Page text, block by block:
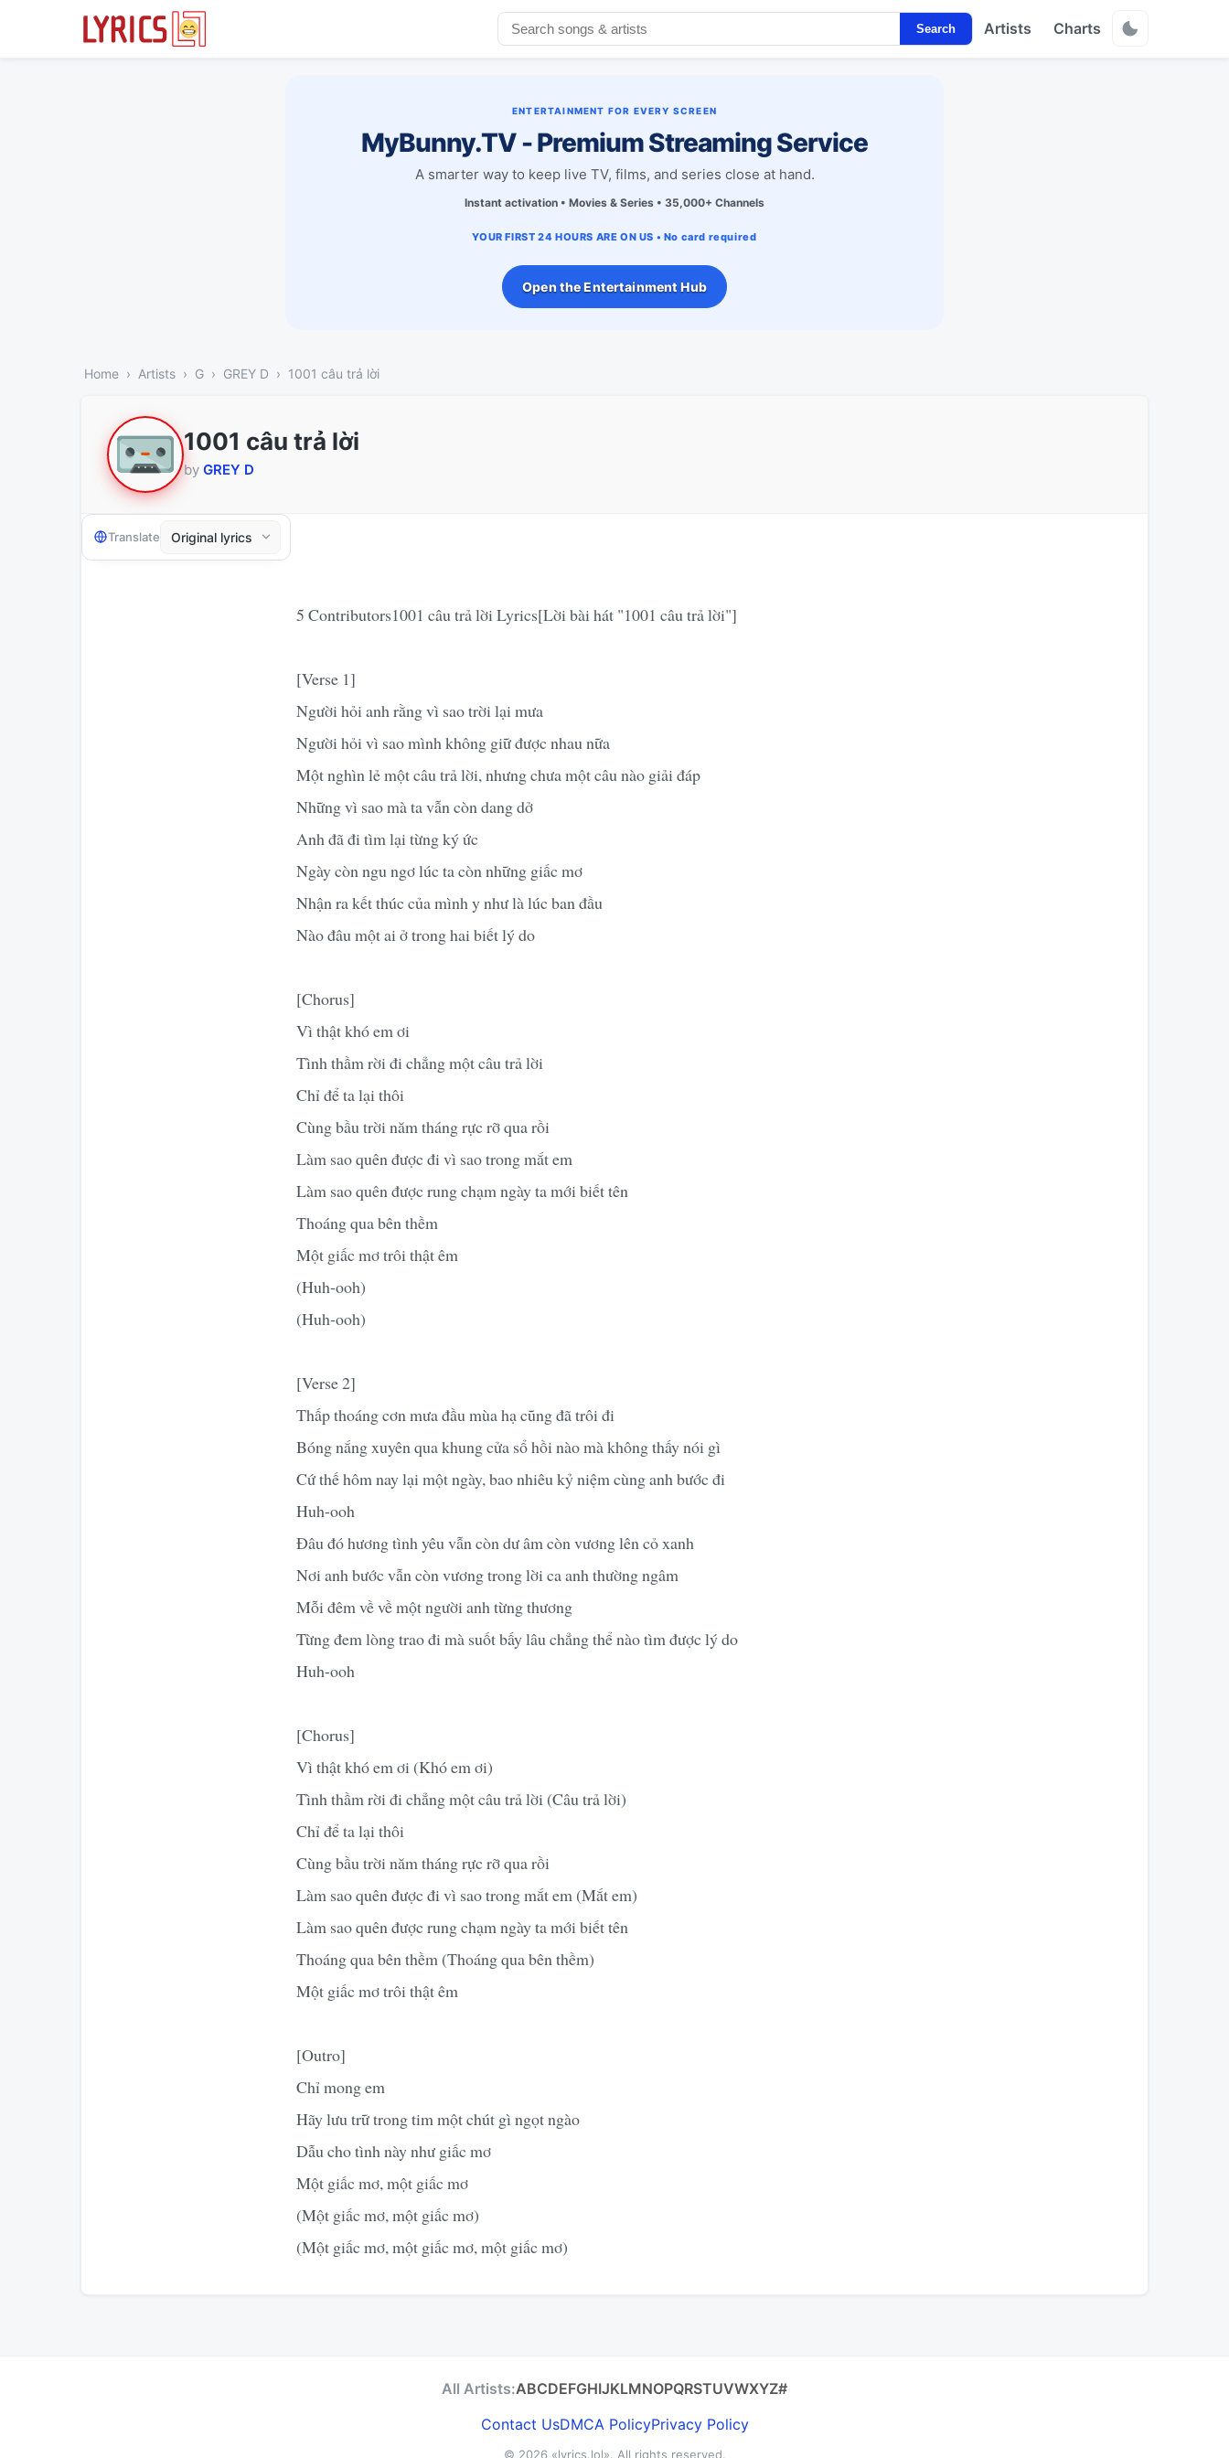
Search Artists Charts
ENTERTAINMENT FOR EVERY SCREEN
MyBunny.TV - Premium Streaming Service
A smarter way to keep live TV, films, and series close at hand.
Instant activation • Movies & Series • 35,000+ Channels
YOUR FIRST 24 HOURS ARE ON US • No card required
Open the Entertainment Hub
Home Artists G GREY D 1001 câu trả lời
1001 câu trả lời
by GREY D
Translate
5 Contributors1001 câu trả lời Lyrics[Lời bài hát "1001 câu trả lời"]
[Verse 1]
Người hỏi anh rằng vì sao trời lại mưa
Người hỏi vì sao mình không giữ được nhau nữa
Một nghìn lẻ một câu trả lời, nhưng chưa một câu nào giải đáp
Những vì sao mà ta vẫn còn dang dở
Anh đã đi tìm lại từng ký ức
Ngày còn ngu ngơ lúc ta còn những giấc mơ
Nhận ra kết thúc của mình y như là lúc ban đầu
Nào đâu một ai ở trong hai biết lý do
[Chorus]
Vì thật khó em ơi
Tình thầm rời đi chẳng một câu trả lời
Chỉ để ta lại thôi
Cùng bầu trời năm tháng rực rỡ qua rồi
Làm sao quên được đi vì sao trong mắt em
Làm sao quên được rung chạm ngày ta mới biết tên
Thoáng qua bên thềm
Một giấc mơ trôi thật êm
(Huh-ooh)
(Huh-ooh)
[Verse 2]
Thấp thoáng cơn mưa đầu mùa hạ cũng đã trôi đi
Bóng nắng xuyên qua khung cửa sổ hồi nào mà không thấy nói gì
Cứ thế hôm nay lại một ngày, bao nhiêu kỷ niệm cùng anh bước đi
Huh-ooh
Đâu đó hương tình yêu vẫn còn dư âm còn vương lên cỏ xanh
Nơi anh bước vẫn còn vương trong lời ca anh thường ngâm
Mỗi đêm về về một người anh từng thương
Từng đem lòng trao đi mà suốt bấy lâu chẳng thể nào tìm được lý do
Huh-ooh
[Chorus]
Vì thật khó em ơi (Khó em ơi)
Tình thầm rời đi chẳng một câu trả lời (Câu trả lời)
Chỉ để ta lại thôi
Cùng bầu trời năm tháng rực rỡ qua rồi
Làm sao quên được đi vì sao trong mắt em (Mắt em)
Làm sao quên được rung chạm ngày ta mới biết tên
Thoáng qua bên thềm (Thoáng qua bên thềm)
Một giấc mơ trôi thật êm
[Outro]
Chỉ mong em
Hãy lưu trữ trong tim một chút gì ngọt ngào
Dẫu cho tình này như giấc mơ
Một giấc mơ, một giấc mơ
(Một giấc mơ, một giấc mơ)
(Một giấc mơ, một giấc mơ, một giấc mơ)
All Artists:ABCDEFGHIJKLMNOPQRSTUVWXYZ#
Contact UsDMCA PolicyPrivacy Policy
© 2026 «lyrics.lol». All rights reserved.